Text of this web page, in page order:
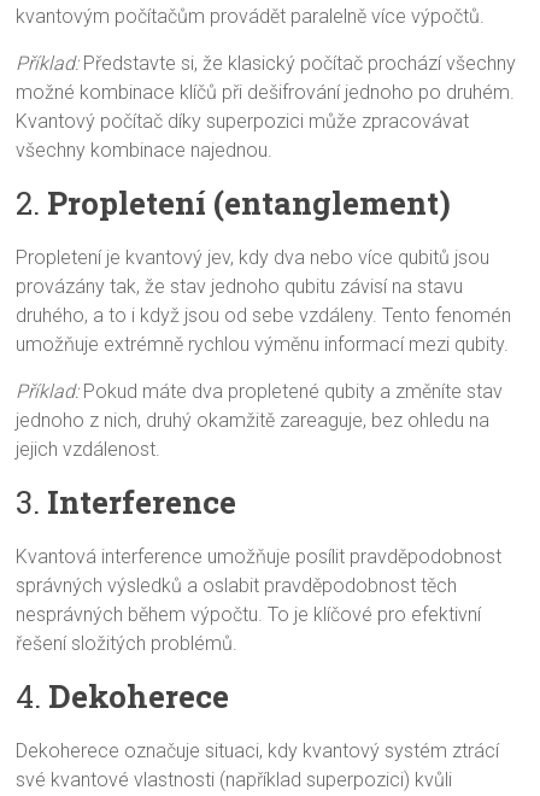
kvantovým počítačům provádět paralelně více výpočtů.
Příklad:Představte si, že klasický počítač prochází všechny
možné kombinace klíčů při dešifrování jednoho po druhém.
Kvantový počítač díky superpozici může zpracovávat
všechny kombinace najednou.
2. Propletení (entanglement)
Propletení je kvantový jev, kdy dva nebo více qubitů jsou
provázány tak, že stav jednoho qubitu závisí na stavu
druhého, a to i když jsou od sebe vzdáleny. Tento fenomén
umožňuje extrémně rychlou výměnu informací mezi qubity.
Příklad:Pokud máte dva propletené qubity a změníte stav
jednoho z nich, druhý okamžitě zareaguje, bez ohledu na
jejich vzdálenost.
3. Interference
Kvantová interference umožňuje posílit pravděpodobnost
správných výsledků a oslabit pravděpodobnost těch
nesprávných během výpočtu. To je klíčové pro efektivní
řešení složitých problémů.
4. Dekoherece
Dekoherece označuje situaci, kdy kvantový systém ztrácí
své kvantové vlastnosti (například superpozici) kvůli